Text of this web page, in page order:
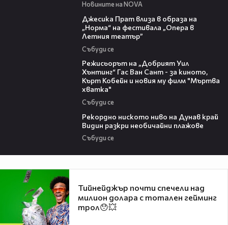
Новините на NOVA
Джесика Прат влиза в образа на
„Норма“ на фестивала „Опера в
Летния театър”
Събуди се
Режисьорът на „Добрият Уил
Хънтинг“ Гас Ван Сант - за киното,
Кърт Кобейн и новия му филм "Мъртва
хватка"
Събуди се
Рекордно ниското ниво на Дунав край
Видин разкри необичайни плажове
Събуди се
Тийнейджър почти спечели над
милион долара с тотален гейминг
трол😯💥